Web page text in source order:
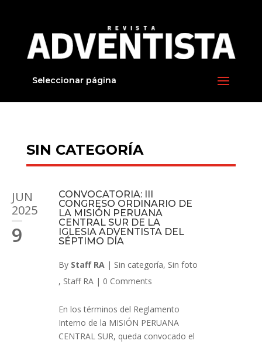
Seleccionar página
SIN CATEGORÍA
JUN
2025
9
CONVOCATORIA: III
CONGRESO ORDINARIO DE
LA MISIÓN PERUANA
CENTRAL SUR DE LA
IGLESIA ADVENTISTA DEL
SÉPTIMO DÍA
By Staff RA | Sin categoría, Sin foto
, Staff RA | 0 Comments
En los términos del Reglamento
Interno de la MISIÓN PERUANA
CENTRAL SUR, queda convocado el